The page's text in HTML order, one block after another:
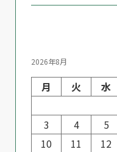
2026年8月
月 火 水
3
4 5
10
11 12